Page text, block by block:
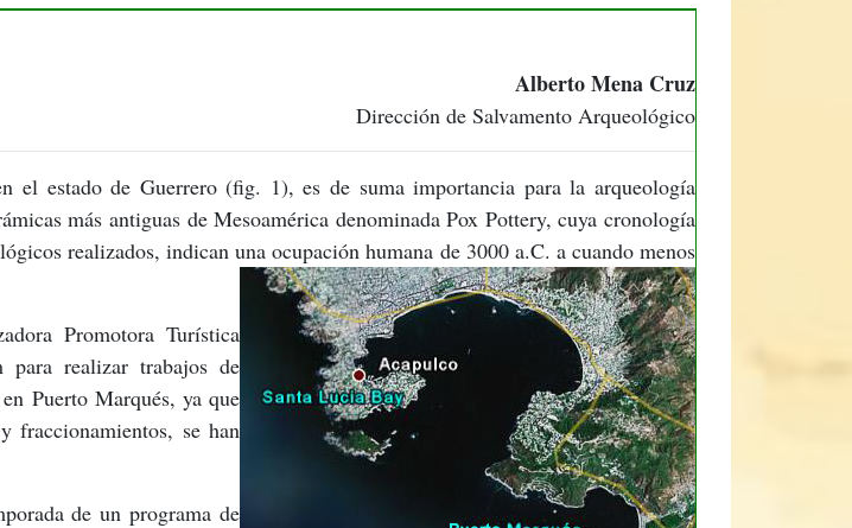
Alberto Mena Cruz
Dirección de Salvamento Arqueológico
el estado de Guerrero (fig. 1), es de suma importancia para la arqueología
más antiguas de Mesoamérica denominada Pox Pottery, cuya cronología
realizados, indican una ocupación humana de 3000 a.C. a cuando menos
Promotora Turística
realizar trabajos de
Puerto Marqués, ya que
fraccionamientos, se han
de un programa de